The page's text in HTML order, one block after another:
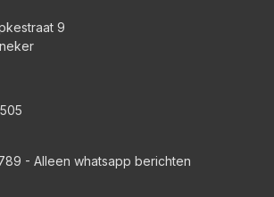
9
- Alleen whatsapp berichten